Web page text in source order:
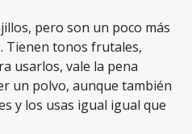
pero son un poco más
Tienen tonos frutales,
usarlos, vale la pena
un polvo, aunque también
y los usas igual igual que